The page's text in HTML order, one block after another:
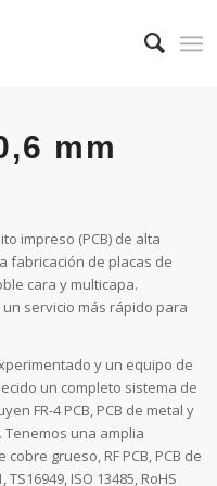
mm
impreso (PCB) de alta
fabricación de placas de
cara y multicapa.
servicio más rápido para
y un equipo de
un completo sistema de
FR-4 PCB, PCB de metal y
Tenemos una amplia
grueso, RF PCB, PCB de
TS16949, ISO 13485, RoHS